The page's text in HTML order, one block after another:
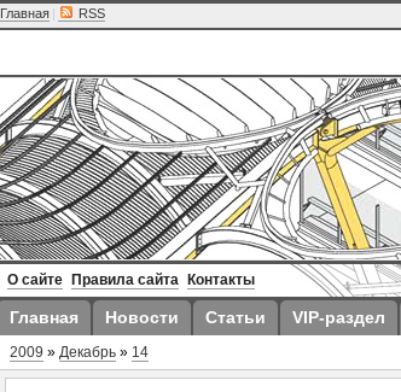
Главная | RSS
О сайте Правила сайта Контакты
Главная Новости Статьи VIP-раздел
2009 » Декабрь » 14